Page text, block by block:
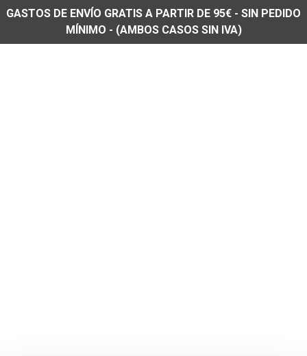
GASTOS DE ENVÍO GRATIS A PARTIR DE 95€ - SIN PEDIDO
MÍNIMO - (AMBOS CASOS SIN IVA)